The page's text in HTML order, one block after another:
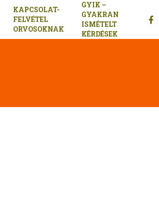
KAPCSOLAT-
FELVÉTEL
ORVOSOKNAK
GYIK –
GYAKRAN
ISMÉTELT
KÉRDÉSEK